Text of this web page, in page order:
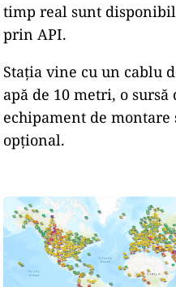
timp real sunt
prin API.
Stația vine cu un cablu
apă de 10 metri, o sursă
echipament de
opțional.